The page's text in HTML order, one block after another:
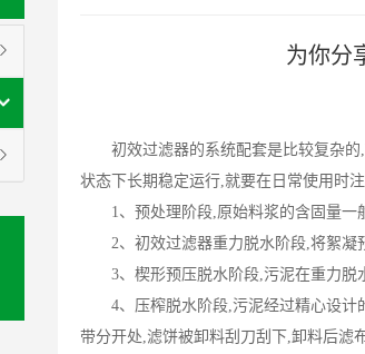
为你分
初效过滤器的系统配套是比较复杂
状态下长期稳定运行,就要在日常使用时
1、预处理阶段,原始料浆的含固量
2、初效过滤器重力脱水阶段,将絮
3、楔形预压脱水阶段,污泥在重力
4、压榨脱水阶段,污泥经过精心设
带分开处,滤饼被卸料刮刀刮下,卸料后滤